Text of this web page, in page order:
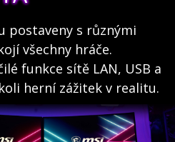
postaveny s různými
všechny hráče.
funkce sítě LAN, USB a
herní zážitek v realitu.